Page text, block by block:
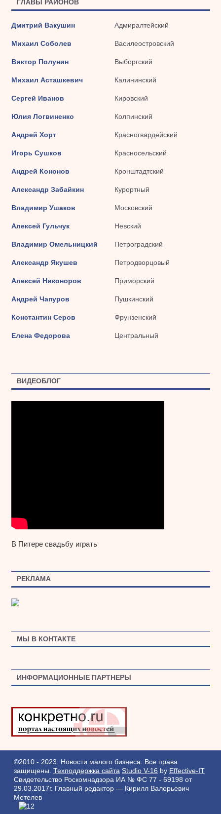
ГЛАВЫ РАЙОНОВ
Дмитрий Вакушин Адмиралтейский
Михаил Соболев Василеостровский
Виктор Полунин Выборгский
Михаил Асташкевич Калининский
Сергей Иванов Кировский
Юлия Логвиненко Колпинский
Андрей Хорт Красногвардейский
Игорь Сушков Красносельский
Андрей Кононов Кронштадтский
Александр Забайкин Курортный
Владимир Ушаков Московский
Алексей Гульчук Невский
Владимир Омельницкий Петроградский
Александр Якушев Петродворцовый
Алексей Никоноров Приморский
Андрей Чапуров Пушкинский
Константин Серов Фрунзенский
Елена Федорова Центральный
ВИДЕОБЛОГ
В Питере свадьбу играть
РЕКЛАМА
МЫ В КОНТАКТЕ
ИНФОРМАЦИОННЫЕ ПАРТНЕРЫ
©2010 - 2023. Новости малого бизнеса. Все права
защищены. Техподдержка сайта Studio V-16 by Effective-IT
Свидетельство Роскомнадзора ИА № ФС 77 - 69198 от
29.03.2017г.